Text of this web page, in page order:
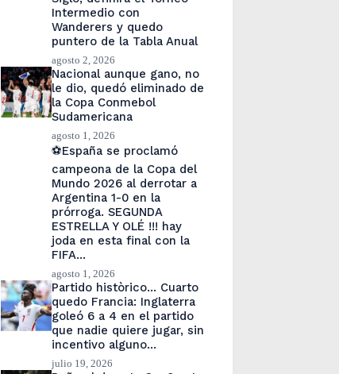
Intermedio con
Wanderers y quedo
puntero de la Tabla Anual
agosto 2, 2026
Nacional aunque gano, no
le dio, quedó eliminado de
la Copa Conmebol
Sudamericana
agosto 1, 2026
⚽España se proclamó
campeona de la Copa del
Mundo 2026 al derrotar a
Argentina 1-0 en la
prórroga. SEGUNDA
ESTRELLA Y OLÉ !!! hay
joda en esta final con la
FIFA…
agosto 1, 2026
Partido històrico… Cuarto
quedo Francia: Inglaterra
goleó 6 a 4 en el partido
que nadie quiere jugar, sin
incentivo alguno…
julio 19, 2026